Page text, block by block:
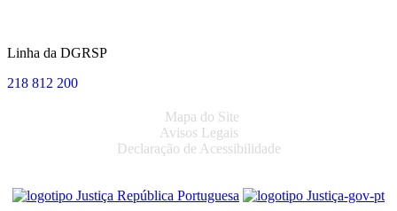
Linha da DGRSP
218 812 200
Mapa do Site
Avisos Legais
Declaração de Acessibilidade